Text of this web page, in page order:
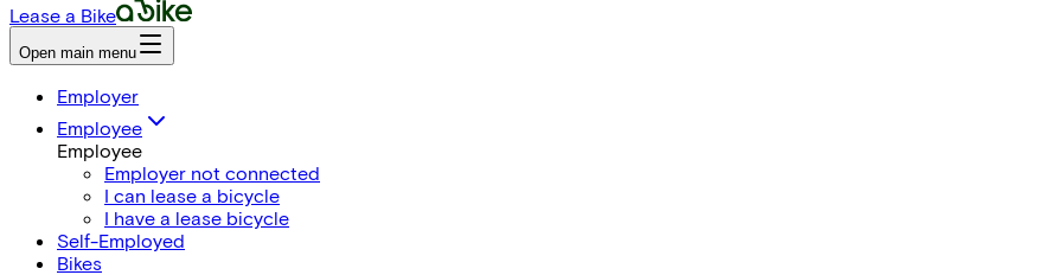
Lease a Bike
Open main menu
Employer
Employee
Employee
Employer not connected
I can lease a bicycle
I have a lease bicycle
Self-Employed
Bikes